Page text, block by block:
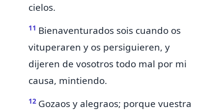
cielos.
11 Bienaventurados sois cuando os
vituperaren y os persiguieren, y
dijeren de vosotros todo mal por mi
causa, mintiendo.
12 Gozaos y alegraos; porque vuestra